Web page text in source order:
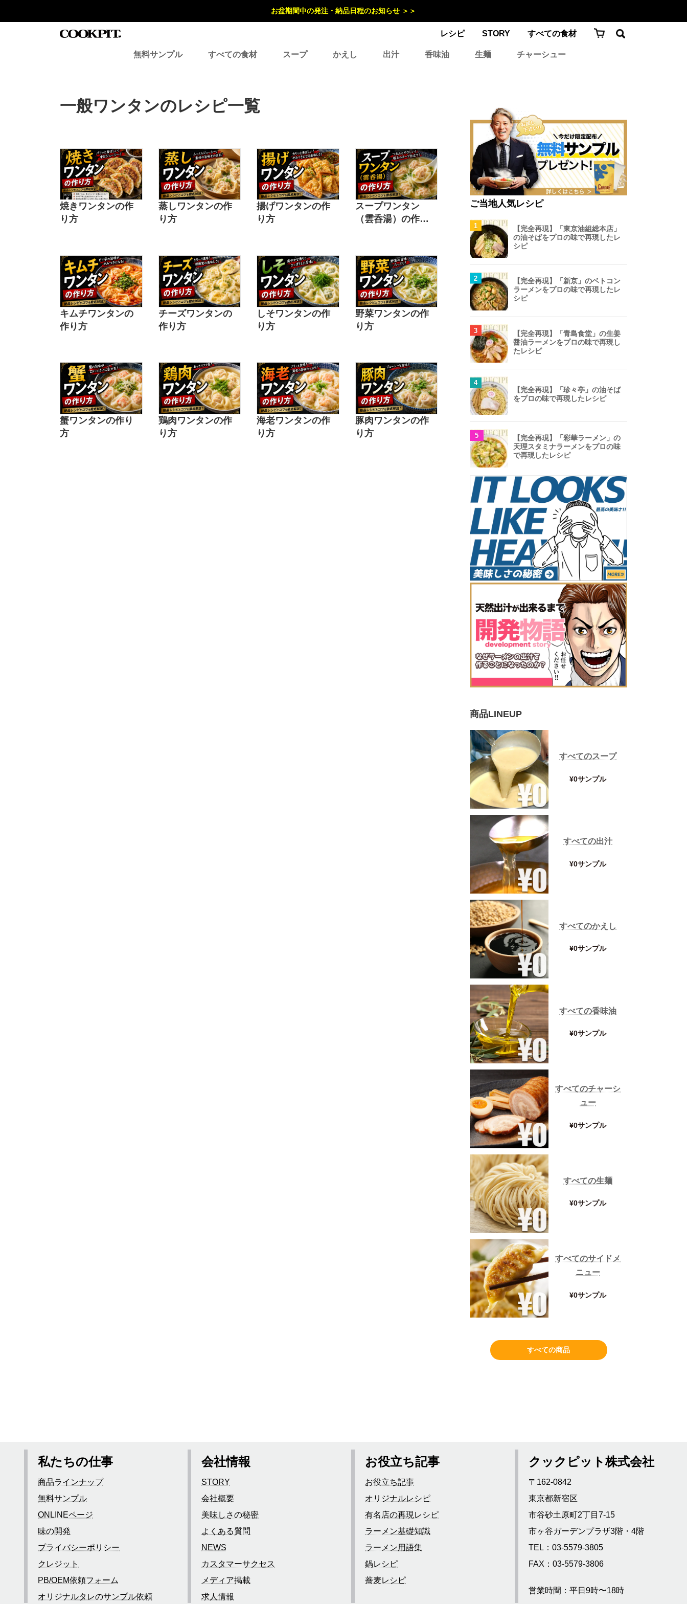
お盆期間中の発注・納品日程のお知らせ ＞＞
レシピ STORY すべての食材
無料サンプル すべての食材 スープ かえし 出汁 香味油 生麺 チャーシュー
一般ワンタンのレシピ一覧
焼きワンタンの作
り方
蒸しワンタンの作
り方
揚げワンタンの作
り方
スープワンタン
（雲呑湯）の作り
キムチワンタンの
作り方
チーズワンタンの
作り方
しそワンタンの作
り方
野菜ワンタンの作
り方
蟹ワンタンの作り
方
鶏肉ワンタンの作
り方
海老ワンタンの作
り方
豚肉ワンタンの作
り方
ご当地人気レシピ
商品LINEUP
すべてのスープ
¥0サンプル
すべての出汁
¥0サンプル
すべてのかえし
¥0サンプル
すべての香味油
¥0サンプル
すべてのチャーシ
ュー
¥0サンプル
すべての生麺
¥0サンプル
すべてのサイドメ
ニュー
¥0サンプル
すべての商品
私たちの仕事
商品ラインナップ
無料サンプル
ONLINEページ
味の開発
プライバシーポリシー
クレジット
PB/OEM依頼フォーム
オリジナルタレのサンプル依頼
会社情報
STORY
会社概要
美味しさの秘密
よくある質問
NEWS
カスタマーサクセス
メディア掲載
求人情報
お役立ち記事
お役立ち記事
オリジナルレシピ
有名店の再現レシピ
ラーメン基礎知識
ラーメン用語集
鍋レシピ
蕎麦レシピ
クックピット株式会社
〒162-0842
東京都新宿区
市谷砂土原町2丁目7-15
市ヶ谷ガーデンプラザ3階・4階
TEL：03-5579-3805
FAX：03-5579-3806
営業時間：平日9時〜18時